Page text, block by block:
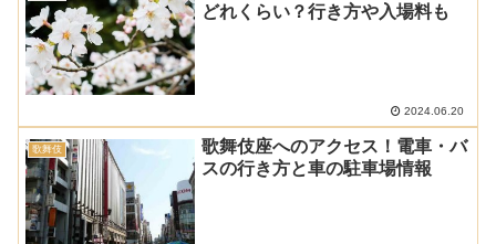
どれくらい？行き方や入場料も
2024.06.20
歌舞伎
歌舞伎座へのアクセス！電車・バ
スの行き方と車の駐車場情報